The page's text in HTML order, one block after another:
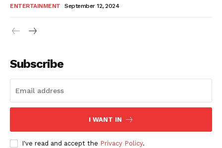
ENTERTAINMENT September 12, 2024
Subscribe
I WANT IN
I've read and accept the Privacy Policy.